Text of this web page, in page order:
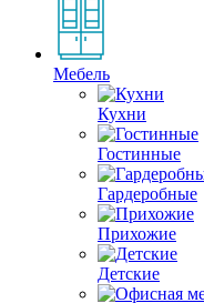
Мебель
Кухни
Гостинные
Гардеробные
Прихожие
Детские